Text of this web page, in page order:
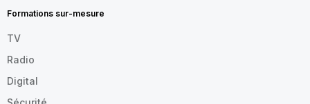
FR
Formations sur-mesure
TV
Radio
Digital